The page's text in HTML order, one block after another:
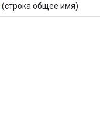
(строка общее имя)